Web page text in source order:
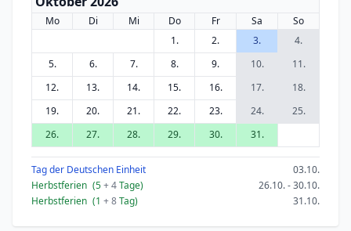
Mo Di Mi Do Fr Sa
So
1.
2. 3.
4.
5.
6. 7. 8. 9. 10.
11.
12.
13. 14. 15. 16. 17.
18.
19.
20. 21. 22. 23. 24.
25.
26.
27. 28. 29. 30. 31.
Tag der Deutschen Einheit
03.10.
Herbstferien (5+ 4Tage)
26.10. - 30.10.
Herbstferien (1 + 8Tag) 31.10.